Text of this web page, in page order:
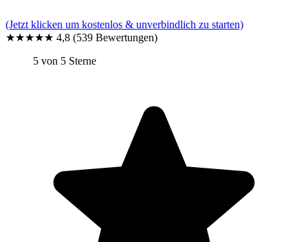
(Jetzt klicken um kostenlos & unverbindlich zu starten)
★★★★★ 4,8 (539 Bewertungen)
5 von 5 Sterne